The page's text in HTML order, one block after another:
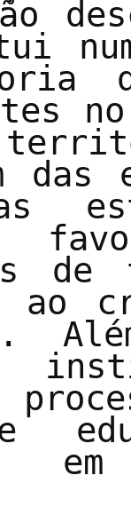
ao